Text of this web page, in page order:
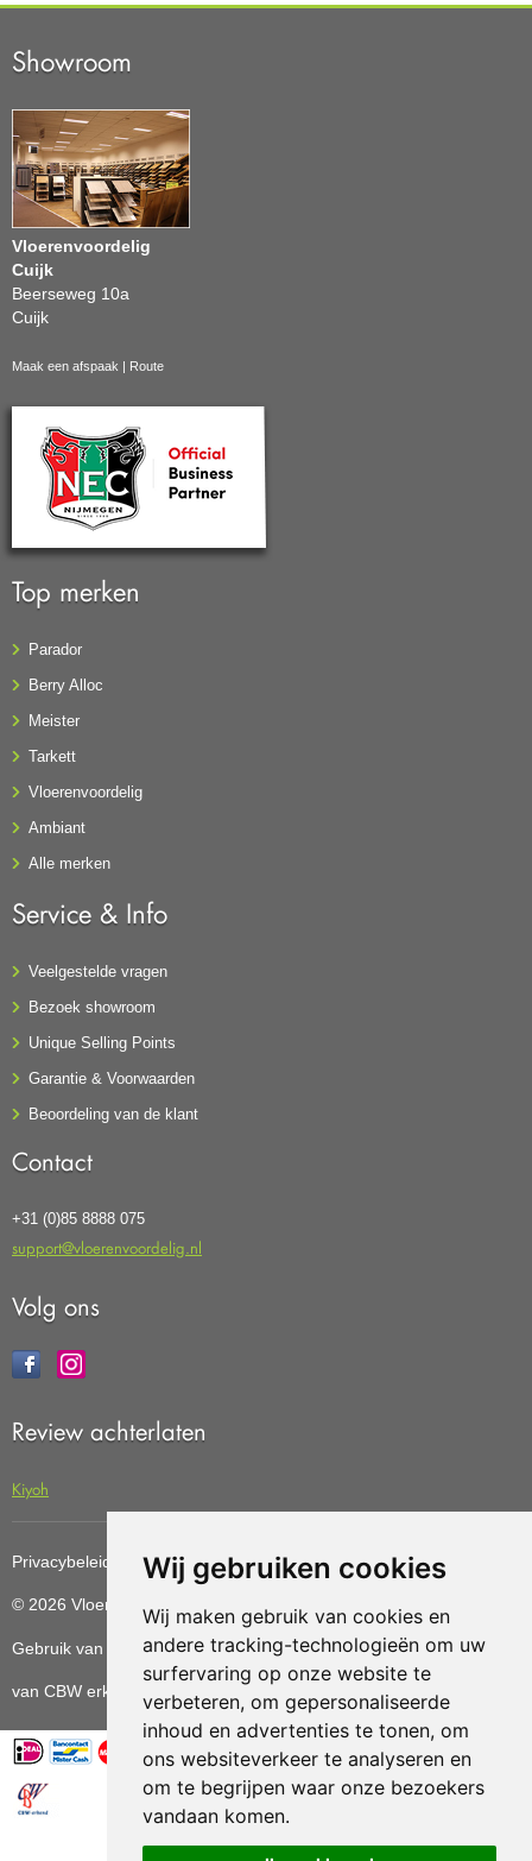
Wij gebruiken cookies
Wij maken gebruik van cookies en
andere tracking-technologieën om uw
surfervaring op onze website te
verbeteren, om gepersonaliseerde
inhoud en advertenties te tonen, om
ons websiteverkeer te analyseren en
om te begrijpen waar onze bezoekers
vandaan komen.
Showroom
Vloerenvoordelig
Cuijk
Beerseweg 10a
Cuijk
Maak een afspaak | Route
Top merken
Parador
Berry Alloc
Meister
Tarkett
Vloerenvoordelig
Ambiant
Alle merken
Service & Info
Veelgestelde vragen
Bezoek showroom
Unique Selling Points
Garantie & Voorwaarden
Beoordeling van de klant
Contact
+31 (0)85 8888 075
support@vloerenvoordelig.nl
Volg ons
Review achterlaten
Kiyoh
Privacybeleid Cookiebeleid Update cookies preferences
© 2026 Vloerenvoordelig
Gebruik van deze site betekent dat u dealgemene voorwaarden
van CBW erkende woonwinkels accepteert.
Vloerenvoordelig.nl is een onderdeel van